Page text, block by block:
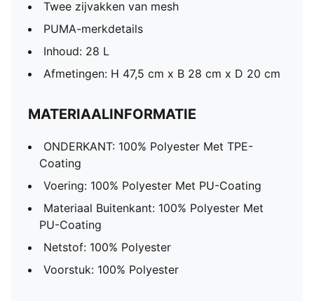
Twee zijvakken van mesh
PUMA-merkdetails
Inhoud: 28 L
Afmetingen: H 47,5 cm x B 28 cm x D 20 cm
MATERIAALINFORMATIE
ONDERKANT: 100% Polyester Met TPE-
Coating
Voering: 100% Polyester Met PU-Coating
Materiaal Buitenkant: 100% Polyester Met
PU-Coating
Netstof: 100% Polyester
Voorstuk: 100% Polyester